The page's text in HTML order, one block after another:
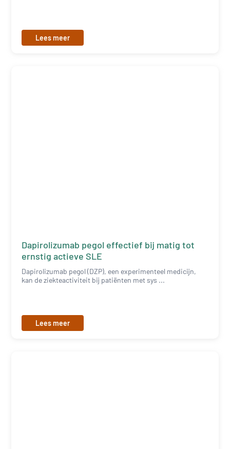
Lees meer
Dapirolizumab pegol effectief bij matig tot
ernstig actieve SLE
Dapirolizumab pegol (DZP), een experimenteel medicijn,
kan de ziekteactiviteit bij patiënten met sys ...
Lees meer